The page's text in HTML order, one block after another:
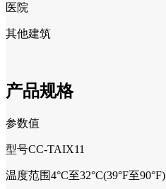
医院
其他建筑
产品规格
参数值
型号CC-TAIX11
温度范围4°C至32°C(39°F至90°F)